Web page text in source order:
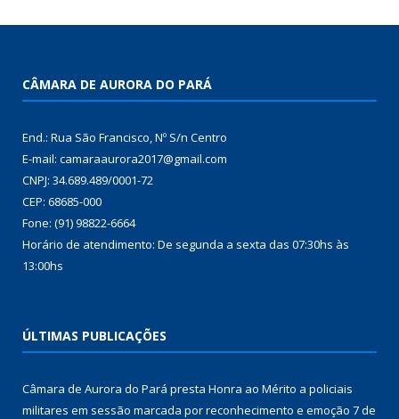
CÂMARA DE AURORA DO PARÁ
End.: Rua São Francisco, Nº S/n Centro
E-mail: camaraaurora2017@gmail.com
CNPJ: 34.689.489/0001-72
CEP: 68685-000
Fone: (91) 98822-6664
Horário de atendimento: De segunda a sexta das 07:30hs às
13:00hs
ÚLTIMAS PUBLICAÇÕES
Câmara de Aurora do Pará presta Honra ao Mérito a policiais
militares em sessão marcada por reconhecimento e emoção 7 de